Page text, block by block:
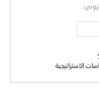
الاستراتيجية